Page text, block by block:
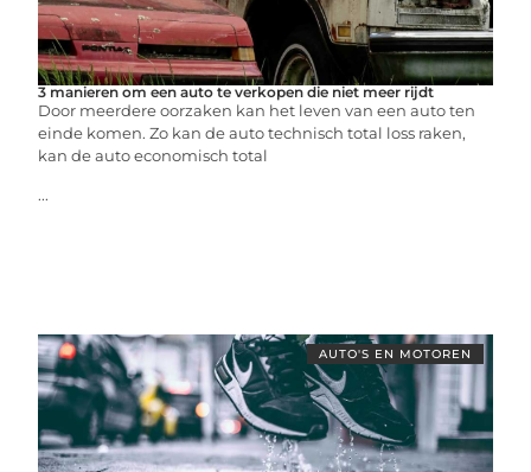
3 manieren om een auto te verkopen die niet meer rijdt
Door meerdere oorzaken kan het leven van een auto ten
einde komen. Zo kan de auto technisch total loss raken,
kan de auto economisch total
...
AUTO'S EN MOTOREN